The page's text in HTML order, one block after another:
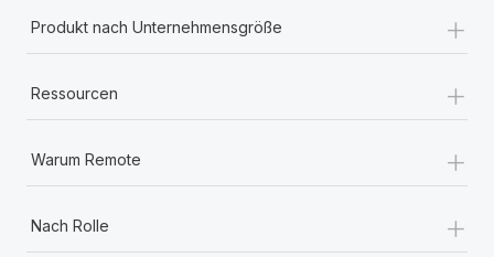
Produkt nach Unternehmensgröße +
Ressourcen +
Warum Remote +
Nach Rolle +